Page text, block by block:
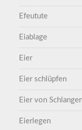
Efeutute
Eiablage
Eier
Eier schlüpfen
Eier von
Eierlegen